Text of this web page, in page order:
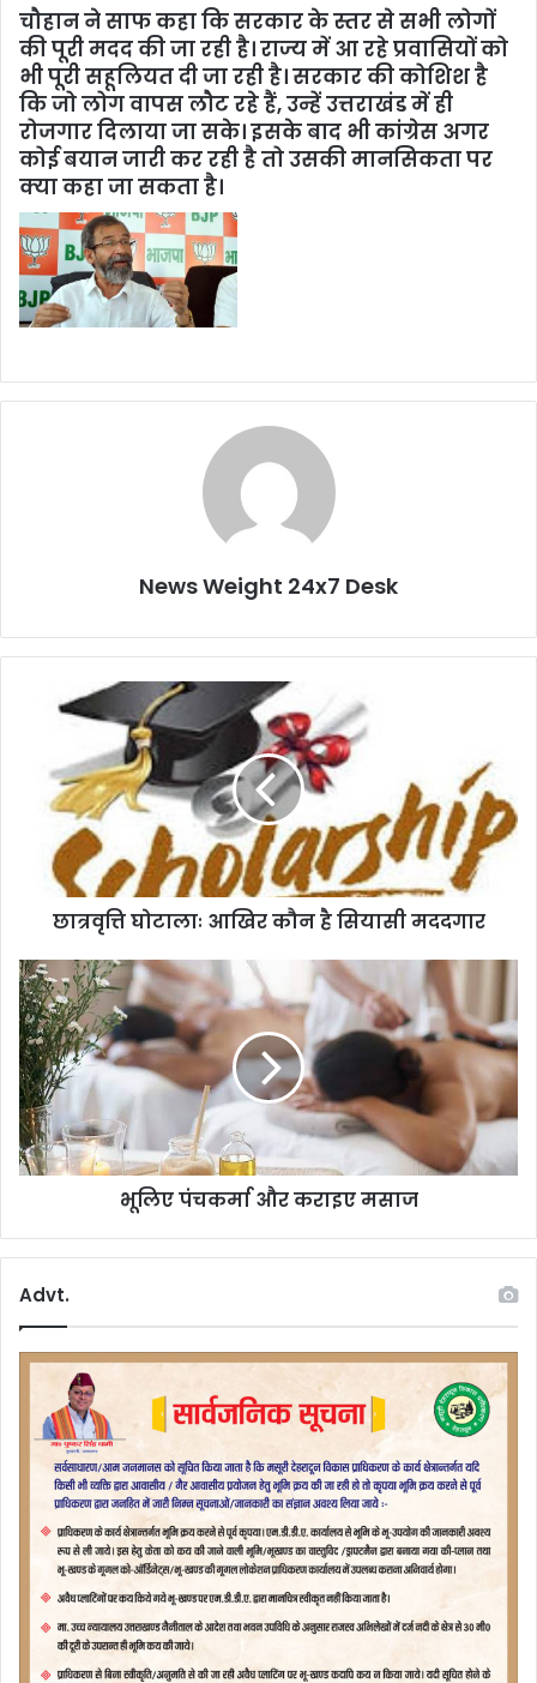
चौहान ने साफ कहा कि सरकार के स्तर से सभी लोगों
की पूरी मदद की जा रही है। राज्य में आ रहे प्रवासियों को
भी पूरी सहूलियत दी जा रही है। सरकार की कोशिश है
कि जो लोग वापस लौट रहे हैं, उन्हें उत्तराखंड में ही
रोजगार दिलाया जा सके। इसके बाद भी कांग्रेस अगर
कोई बयान जारी कर रही है तो उसकी मानसिकता पर
क्या कहा जा सकता है।
News Weight 24x7 Desk
घोटालाः
सियासी
मददगार
छात्रवृत्ति घोटालाः आखिर कौन है सियासी मददगार
भूलिए
पंचकर्मा
और
कराइए
मसाज
भूलिए पंचकर्मा और कराइए मसाज
Advt.